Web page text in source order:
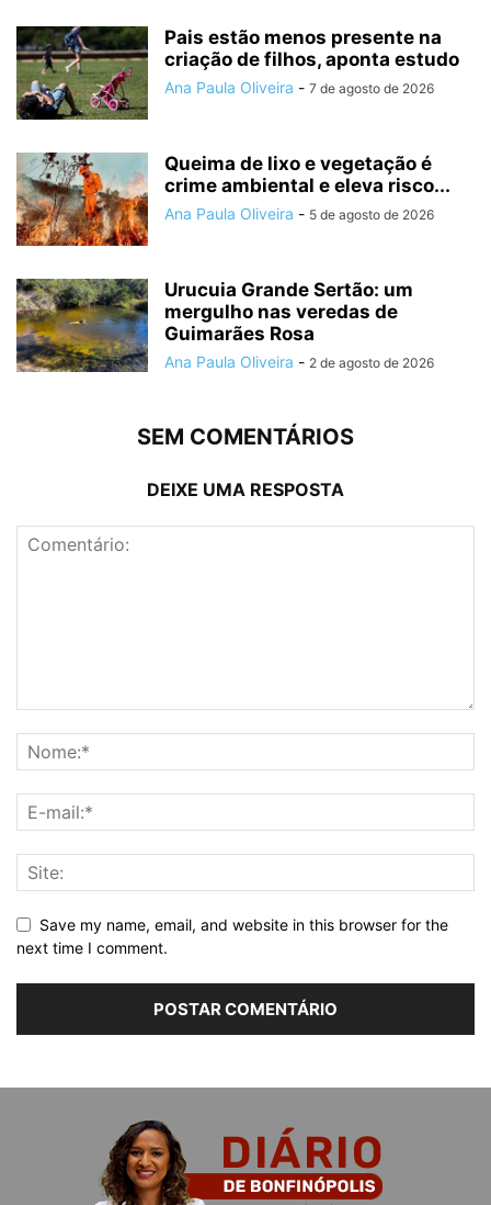
Pais estão menos presente na
criação de filhos, aponta estudo
Ana Paula Oliveira - 7 de agosto de 2026
Queima de lixo e vegetação é
crime ambiental e eleva risco...
Ana Paula Oliveira - 5 de agosto de 2026
Urucuia Grande Sertão: um
mergulho nas veredas de
Guimarães Rosa
Ana Paula Oliveira - 2 de agosto de 2026
SEM COMENTÁRIOS
DEIXE UMA RESPOSTA
Save my name, email, and website in this browser for the
next time I comment.